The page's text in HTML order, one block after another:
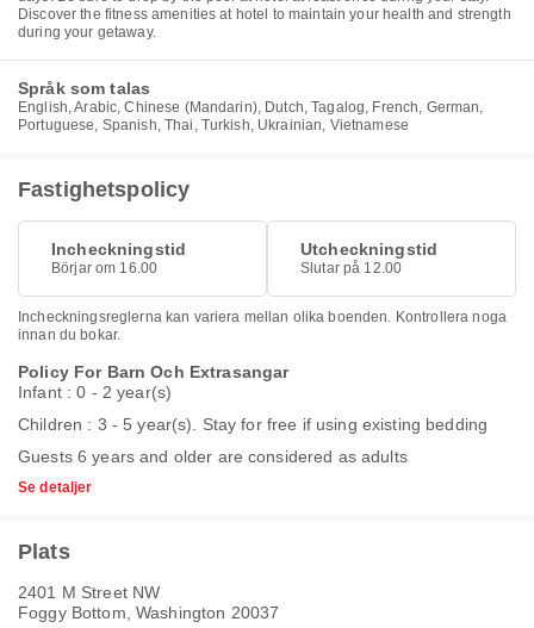
Discover the fitness amenities at hotel to maintain your health and strength
during your getaway.
Språk som talas
English, Arabic, Chinese (Mandarin), Dutch, Tagalog, French, German,
Portuguese, Spanish, Thai, Turkish, Ukrainian, Vietnamese
Fastighetspolicy
Incheckningstid
Börjar om 16.00
Utcheckningstid
Slutar på 12.00
Incheckningsreglerna kan variera mellan olika boenden. Kontrollera noga
innan du bokar.
Policy For Barn Och Extrasangar
Infant : 0 - 2 year(s)
Children : 3 - 5 year(s). Stay for free if using existing bedding
Guests 6 years and older are considered as adults
Se detaljer
Plats
2401 M Street NW
Foggy Bottom, Washington 20037